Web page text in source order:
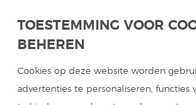
Spaans leren in Latijns-Amerika
Cursussen Spaans
TOESTEMMING VOOR
BEHEREN
Cookies op deze website worden
advertenties te personaliseren, functies